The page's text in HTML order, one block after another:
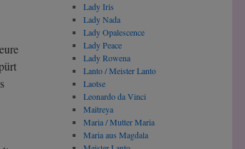
Lady Iris
Lady Nada
Lady Opalescence
Lady Peace
Lady Rowena
Lanto / Meister Lanto
Laotse
Leonardo da Vinci
Maitreya
Maria / Mutter Maria
Maria aus Magdala